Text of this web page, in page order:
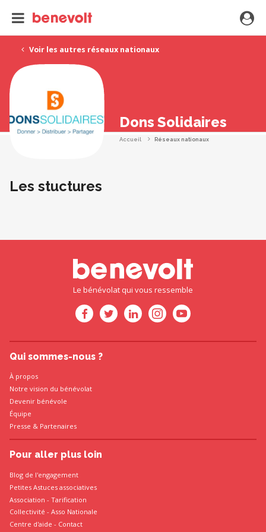
Voir les autres réseaux nationaux
Dons Solidaires
Accueil Réseaux nationaux
Les stuctures
Le bénévolat qui vous ressemble
Qui sommes-nous ?
À propos
Notre vision du bénévolat
Devenir bénévole
Équipe
Presse & Partenaires
Pour aller plus loin
Blog de l'engagement
Petites Astuces associatives
Association - Tarification
Collectivité - Asso Nationale
Centre d'aide - Contact